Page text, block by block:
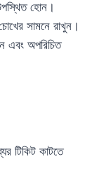
হোন।
সামনে রাখুন।
এবং অপরিচিত
টিকিট কাটতে